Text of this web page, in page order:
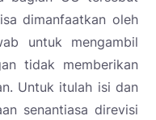
dimanfaatkan oleh
untuk mengambil
tidak memberikan
Untuk itulah isi dan
senantiasa direvisi